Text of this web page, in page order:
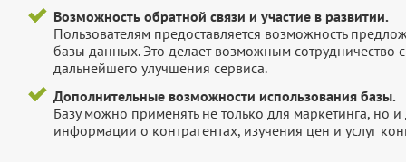
Возможность обратной связи и участие в развитии.
Пользователям предоставляется возможность
базы данных. Это делает возможным сотрудничество
дальнейшего улучшения сервиса.
Дополнительные возможности использования базы.
Базу можно применять не только для маркетинга, но
информации о контрагентах, изучения цен и услуг